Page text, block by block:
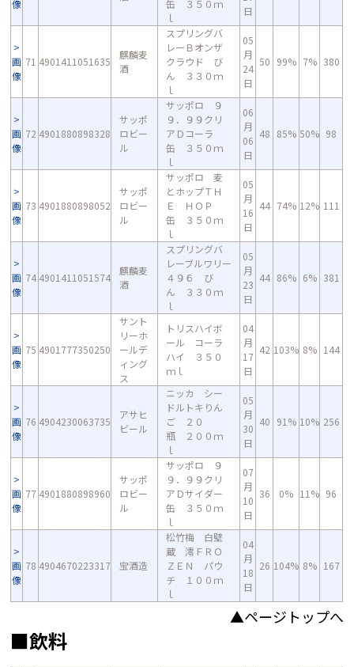
像
缶 ３５０ｍ
ｌ
日
画
像
71 4901411051635
麒麟麦
酒
スプリングバ
レーＢオンザ
クラウド び
ん ３３０ｍ
ｌ
05
月
24
日
50 99% 7% 380
画
像
72 4901880898328
サッポ
ロビー
ル
サッポロ ９
９．９９クリ
アＤコーラ
缶 ３５０ｍ
ｌ
06
月
06
日
48 85% 50% 98
画
像
73 4901880898052
サッポ
ロビー
ル
サッポロ 麦
とホップＴＨ
Ｅ ＨＯＰ
缶 ３５０ｍ
ｌ
05
月
16
日
44 74% 12% 111
画
像
74 4901411051574
麒麟麦
酒
スプリングバ
レーブルワリー
４９６ び
ん ３３０ｍ
ｌ
05
月
23
日
44 86% 6% 381
画
像
75 4901777350250
サント
リーホ
ールデ
ィング
ス
トリスハイボ
ール コーラ
ハイ ３５０
ｍｌ
04
月
17
日
42 103% 8% 144
画
像
76 4904230063735
アサヒ
ビール
ニッカ シー
ドルトキりん
ご ２０
瓶 ２００ｍ
ｌ
05
月
30
日
40 91% 10% 256
画
像
77 4901880898960
サッポ
ロビー
ル
サッポロ ９
９．９９クリ
アＤサイダー
缶 ３５０ｍ
ｌ
07
月
10
日
36 0% 11% 96
画
像
78 4904670223317 宝酒造
松竹梅 白壁
蔵 澪ＦＲＯ
ＺＥＮ パウ
チ １００ｍ
ｌ
04
月
18
日
26 104% 8% 167
▲ページトップへ
■飲料